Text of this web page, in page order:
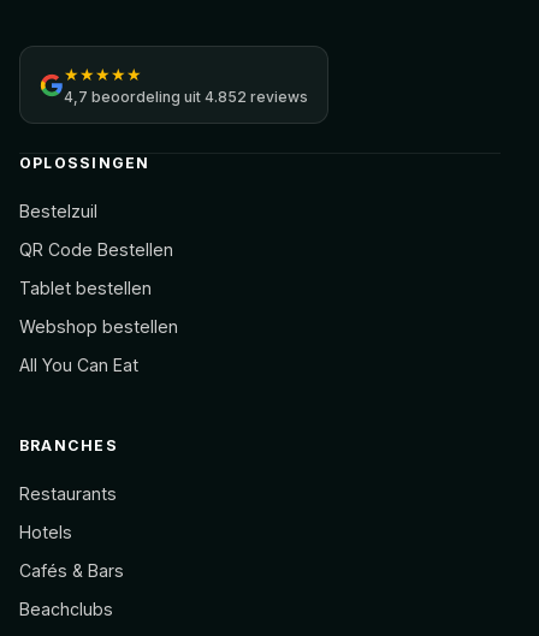
★★★★★
4,7 beoordeling uit 4.852 reviews
OPLOSSINGEN
Bestelzuil
QR Code Bestellen
Tablet bestellen
Webshop bestellen
All You Can Eat
BRANCHES
Restaurants
Hotels
Cafés & Bars
Beachclubs